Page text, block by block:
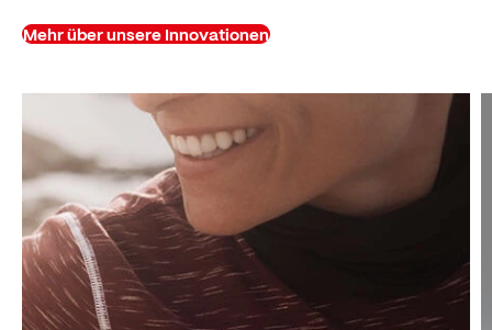
Mehr über unsere Innovationen